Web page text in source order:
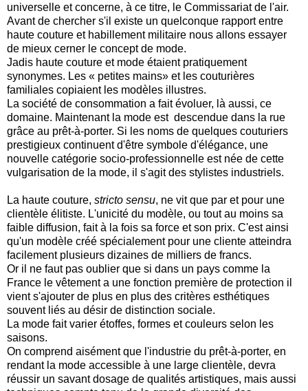
universelle et concerne, à ce titre, le Commissariat de l'air.
Avant de chercher s'il existe un quelconque rapport entre
haute couture et habillement militaire nous allons essayer
de mieux cerner le concept de mode.
Jadis haute couture et mode étaient pratiquement
synonymes. Les « petites mains» et les couturières
familiales copiaient les modèles illustres.
La société de consommation a fait évoluer, là aussi, ce
domaine. Maintenant la mode est descendue dans la rue
grâce au prêt-à-porter. Si les noms de quelques couturiers
prestigieux continuent d'être symbole d'élégance, une
nouvelle catégorie socio-professionnelle est née de cette
vulgarisation de la mode, il s'agit des stylistes industriels.
La haute couture, stricto sensu, ne vit que par et pour une
clientèle élitiste. L'unicité du modèle, ou tout au moins sa
faible diffusion, fait à la fois sa force et son prix. C'est ainsi
qu'un modèle créé spécialement pour une cliente atteindra
facilement plusieurs dizaines de milliers de francs.
Or il ne faut pas oublier que si dans un pays comme la
France le vêtement a une fonction première de protection il
vient s'ajouter de plus en plus des critères esthétiques
souvent liés au désir de distinction sociale.
La mode fait varier étoffes, formes et couleurs selon les
saisons.
On comprend aisément que l'industrie du prêt-à-porter, en
rendant la mode accessible à une large clientèle, devra
réussir un savant dosage de qualités artistiques, mais aussi